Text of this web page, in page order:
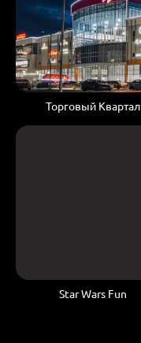
Торговый Квартал
Star Wars Fun